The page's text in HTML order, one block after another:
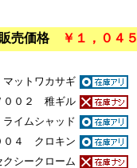
売価格 ￥１，０４５
ットワカサギ
００２ 稚ギル
イムシャッド
０４ クロキン
シークローム